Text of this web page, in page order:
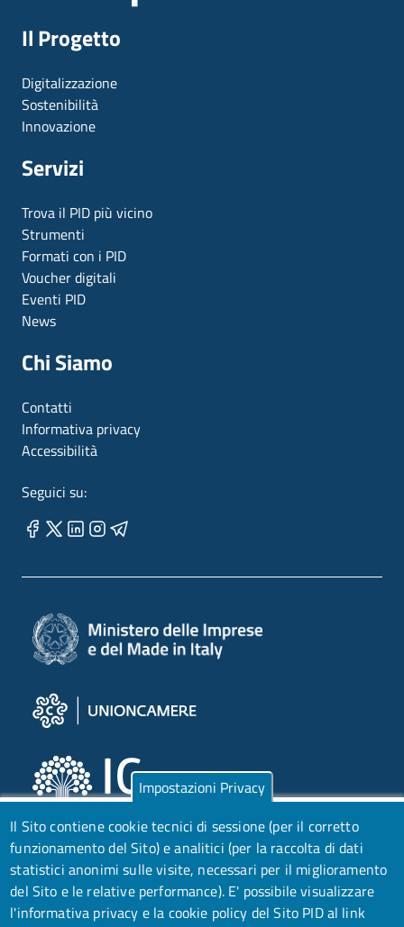
Il Progetto
Digitalizzazione
Sostenibilità
Innovazione
Servizi
Trova il PID più vicino
Strumenti
Formati con i PID
Voucher digitali
Eventi PID
News
Chi Siamo
Contatti
Informativa privacy
Accessibilità
Seguici su:
Impostazioni Privacy
Il Sito contiene cookie tecnici di sessione (per il corretto
funzionamento del Sito) e analitici (per la raccolta di dati
statistici anonimi sulle visite, necessari per il miglioramento
del Sito e le relative performance). E' possibile visualizzare
l'informativa privacy e la cookie policy del Sito PID al link